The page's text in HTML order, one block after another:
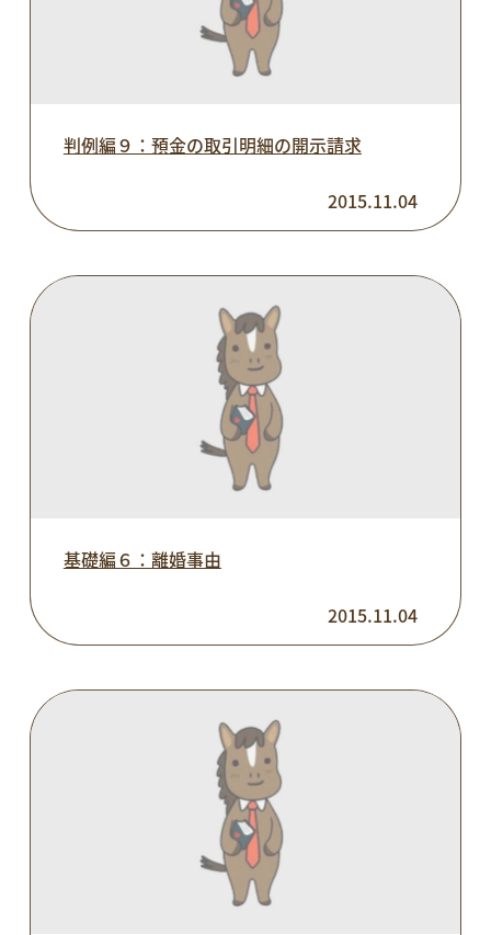
判例編９：預金の取引明細の開示請求
2015.11.04
基礎編６：離婚事由
2015.11.04